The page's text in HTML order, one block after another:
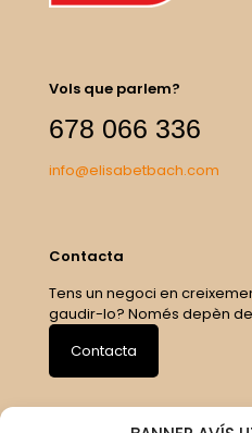
Vols que parlem?
678 066 336
info@elisabetbach.com
Contacta
Tens un negoci en
gaudir-lo? Només depèn
Contacta